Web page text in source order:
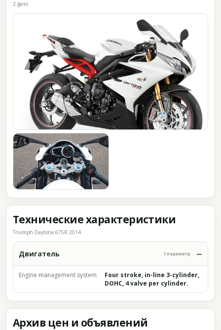
2 фото
Технические характеристики
Triumph Daytona 675R 2014
Двигатель 1 параметр
Engine management system
Four stroke, in-line 3-cylinder,
DOHC, 4 valve per cylinder.
Архив цен и объявлений